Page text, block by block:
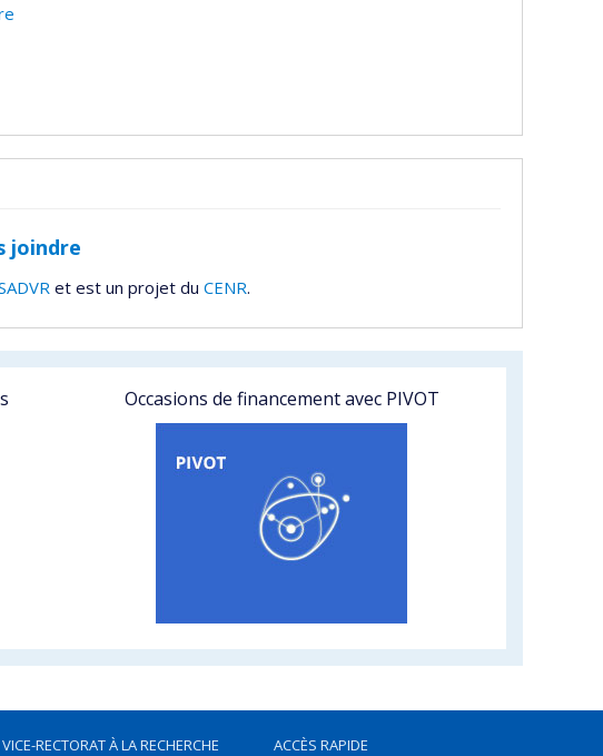
joindre
et est un projet du CENR.
Occasions de financement avec PIVOT
VICE-RECTORAT À LA RECHERCHE ACCÈS RAPIDE